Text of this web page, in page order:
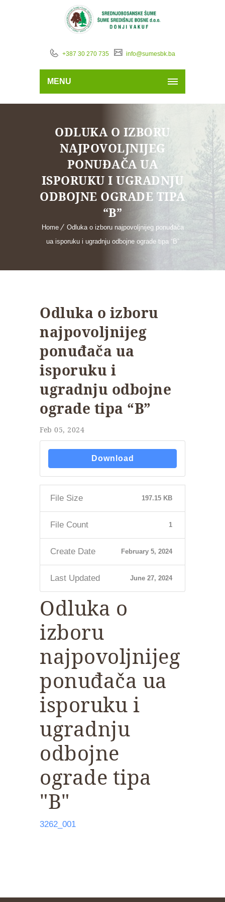
+387 30 270 735 info@sumesbk.ba
MENU
ODLUKA O IZBORU
NAJPOVOLJNIJEG
PONUĐAČA UA
ISPORUKU I UGRADNJU
ODBOJNE OGRADE TIPA
“B”
Home
Odluka o izboru najpovoljnijeg ponuđača
ua isporuku i ugradnju odbojne ograde tipa “B”
Odluka o izboru
najpovoljnijeg
ponuđača ua
isporuku i
ugradnju odbojne
ograde tipa “B”
Feb 05, 2024
Download
File Size 197.15 KB
File Count 1
Create Date February 5, 2024
Last Updated June 27, 2024
Odluka o
izboru
najpovoljnijeg
ponuđača ua
isporuku i
ugradnju
odbojne
ograde tipa
"B"
3262_001